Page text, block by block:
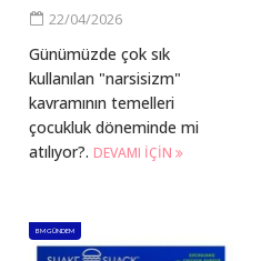
22/04/2026
Günümüzde çok sık
kullanılan "narsisizm"
kavramının temelleri
çocukluk döneminde mi
atılıyor?. DEVAMI IÇIN
BM GÜNDEM